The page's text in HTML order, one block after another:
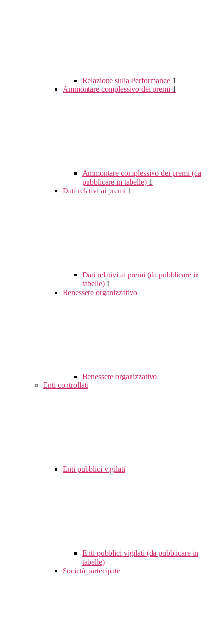
Relazione sulla Performance 1
Ammontare complessivo dei premi 1
Ammontare complessivo dei premi (da
pubblicare in tabelle) 1
Dati relativi ai premi 1
Dati relativi ai premi (da pubblicare in
tabelle) 1
Benessere organizzativo
Benessere organizzativo
Enti controllati
Enti pubblici vigilati
Enti pubblici vigilati (da pubblicare in
tabelle)
Società partecipate